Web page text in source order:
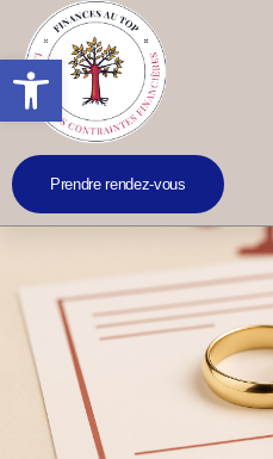
Ouvrir la barre
Prendre rendez-vous